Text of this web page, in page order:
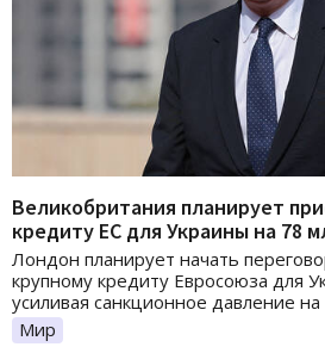
Великобритания планирует
кредиту ЕС для Украины на 78
Лондон планирует начать
крупному кредиту Евросоюза для
усиливая санкционное давление
Мир